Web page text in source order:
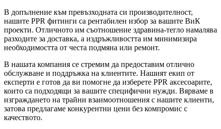
В допълнение към превъзходната си производителност,
нашите PPR фитинги са рентабилен избор за вашите ВиК
проекти. Отличното им съотношение здравина-тегло намалява
разходите за доставка, а издръжливостта им минимизира
необходимостта от честа подмяна или ремонт.
В нашата компания се стремим да предоставим отлично
обслужване и поддръжка на клиентите. Нашият екип от
експерти е готов да ви помогне да изберете PPR аксесоарите,
които са подходящи за вашите специфични нужди. Вярваме в
изграждането на трайни взаимоотношения с нашите клиенти,
затова предлагаме конкурентни цени без компромис с
качеството.